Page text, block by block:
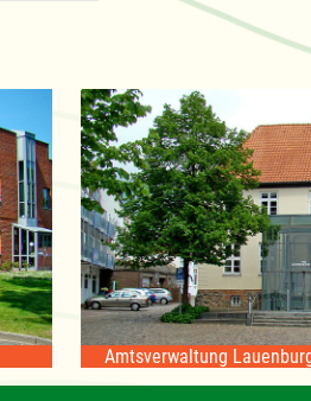
Amtsverwaltung